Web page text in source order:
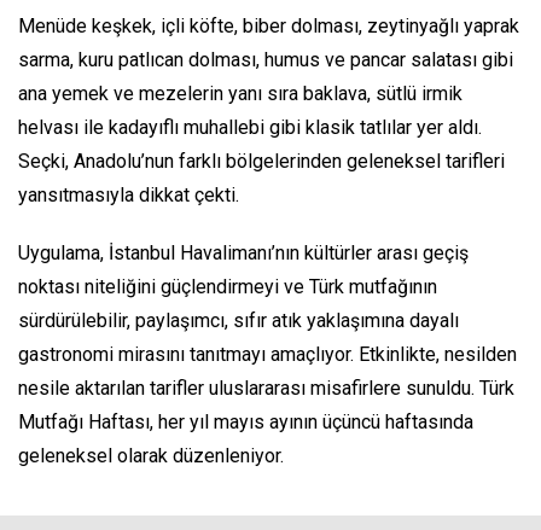
Menüde keşkek, içli köfte, biber dolması, zeytinyağlı yaprak
sarma, kuru patlıcan dolması, humus ve pancar salatası gibi
ana yemek ve mezelerin yanı sıra baklava, sütlü irmik
helvası ile kadayıflı muhallebi gibi klasik tatlılar yer aldı.
Seçki, Anadolu’nun farklı bölgelerinden geleneksel tarifleri
yansıtmasıyla dikkat çekti.
Uygulama, İstanbul Havalimanı’nın kültürler arası geçiş
noktası niteliğini güçlendirmeyi ve Türk mutfağının
sürdürülebilir, paylaşımcı, sıfır atık yaklaşımına dayalı
gastronomi mirasını tanıtmayı amaçlıyor. Etkinlikte, nesilden
nesile aktarılan tarifler uluslararası misafirlere sunuldu. Türk
Mutfağı Haftası, her yıl mayıs ayının üçüncü haftasında
geleneksel olarak düzenleniyor.